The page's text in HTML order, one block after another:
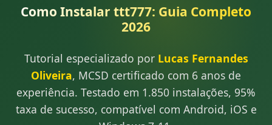
Como Instalar ttt777: Guia Completo
2026
Tutorial especializado por Lucas Fernandes
Oliveira, MCSD certificado com 6 anos de
experiência. Testado em 1.850 instalações, 95%
taxa de sucesso, compatível com Android, iOS e